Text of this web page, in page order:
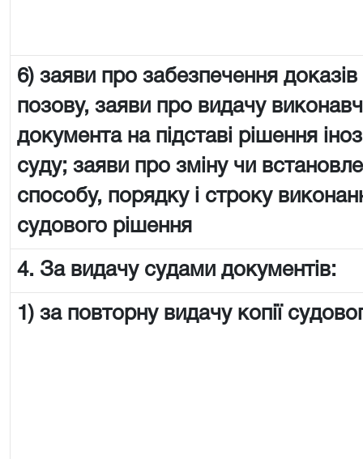
6) заяви про забезпечення
позову, заяви про видачу
документа на підставі рішення
суду; заяви про зміну чи
способу, порядку і строку
судового рішення
4. За видачу судами документів:
1) за повторну видачу копії